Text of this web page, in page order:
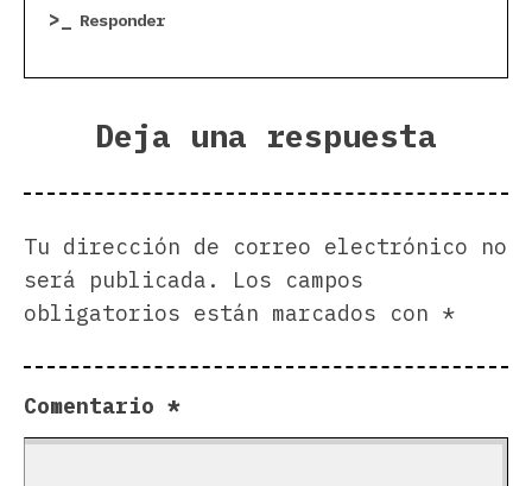
Responder
Deja una respuesta
Tu dirección de correo electrónico no
será publicada.
Los campos
obligatorios están marcados con *
Comentario *